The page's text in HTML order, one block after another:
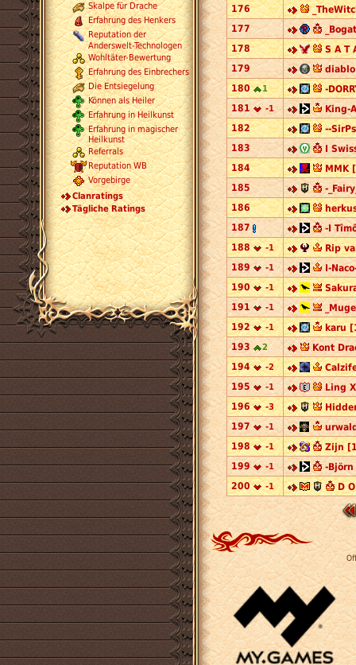
Skalpe für Drache
Erfahrung des Henkers
Reputation der
Anderswelt-Technologen
Wohltäter-Bewertung
Erfahrung des Einbrechers
Die Entsiegelung
Können als Heiler
Erfahrung in Heilkunst
Erfahrung in magischer
Heilkunst
Referrals
Reputation WB
Vorgebirge
Clanratings
Tägliche Ratings
176
177
178
S A T
179
180
1
-
181
-1
King-
182
--
183
I
184
MMK
185
-
186
187
-I
188
-1
Rip
189
-1
I-
190
-1
191
-1
192
-1
karu
193
2
Kont
194
-2
195
-1
Ling
196
-3
197
-1
198
-1
Zijn
199
-1
-Björn
200
-1 D